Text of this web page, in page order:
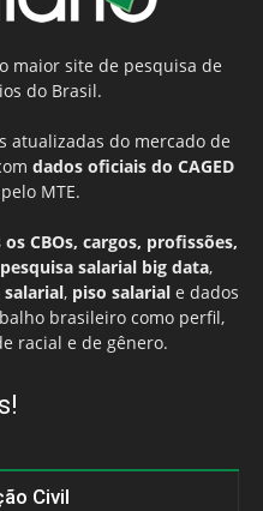
maior site de pesquisa de
do Brasil.
atualizadas do mercado de
dados oficiais do CAGED
MTE.
CBOs, cargos, profissões,
pesquisa salarial big data,
salarial, piso salarial e dados
brasileiro como perfil,
racial e de gênero.
Civil